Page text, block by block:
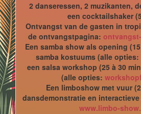
2 danseressen, 2 muzikanten,
een cocktailshaker
Ontvangst van de gasten in
de ontvangstpagina:
Een samba show als opening
samba kostuums (alle opties:
een salsa workshop (25 à 30
(alle opties:
Een limboshow met vuur
dansdemonstratie en
www.limbo-